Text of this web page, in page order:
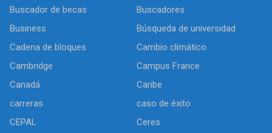
Buscador de becas
Buscadores
Business
Búsqueda de universidad
Cadena de bloques
Cambio climático
Cambridge
Campus France
Canadá
Caribe
carreras
caso de éxito
CEPAL
Ceres